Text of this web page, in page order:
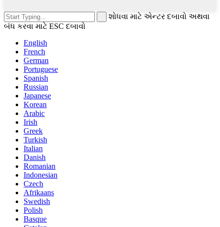
શોધવા માટે એન્ટર દબાવો અથવા
બંધ કરવા માટે ESC દબાવો
English
French
German
Portuguese
Spanish
Russian
Japanese
Korean
Arabic
Irish
Greek
Turkish
Italian
Danish
Romanian
Indonesian
Czech
Afrikaans
Swedish
Polish
Basque